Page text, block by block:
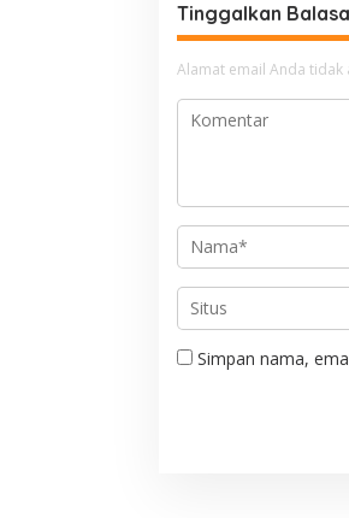
a
s
i
p
s
Tinggalkan
Alamat email Anda tidak
Simpan nama,